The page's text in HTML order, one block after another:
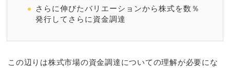
さらに伸びたバリエーションから株式を数％
発行してさらに資金調達
この辺りは株式市場の資金調達についての理解が必要にな